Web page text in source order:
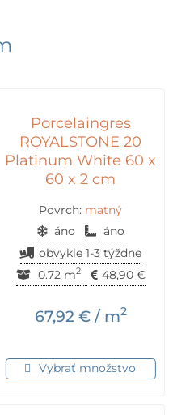
Porcelaingres
ROYALSTONE 20
Platinum White 60 x
60 x 2 cm
Povrch: matný
áno
áno
obvykle 1-3 týždne
0.72 m2 48,90 €
67,92 €/ m2
Vybrať množstvo